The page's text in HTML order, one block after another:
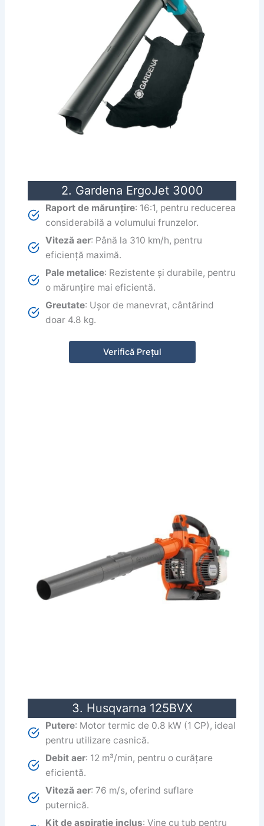
2. Gardena ErgoJet 3000
Raport de mărunțire: 16:1, pentru reducerea
considerabilă a volumului frunzelor.
Viteză aer: Până la 310 km/h, pentru
eficiență maximă.
Pale metalice: Rezistente și durabile, pentru
o mărunțire mai eficientă.
Greutate: Ușor de manevrat, cântărind
doar 4.8 kg.
Verifică Prețul
3. Husqvarna 125BVX
Putere: Motor termic de 0.8 kW (1 CP), ideal
pentru utilizare casnică.
Debit aer: 12 m³/min, pentru o curățare
eficientă.
Viteză aer: 76 m/s, oferind suflare
puternică.
Kit de aspirație inclus: Vine cu tub pentru